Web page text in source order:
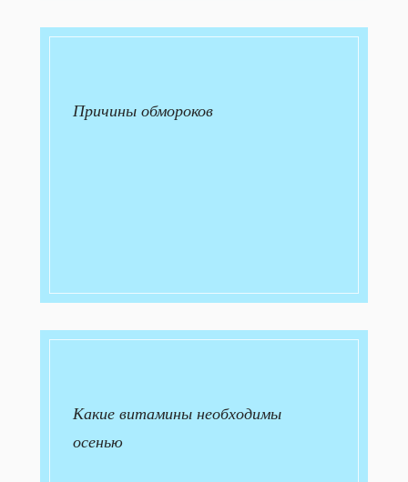
Причины обмороков
Какие витамины необходимы
осенью